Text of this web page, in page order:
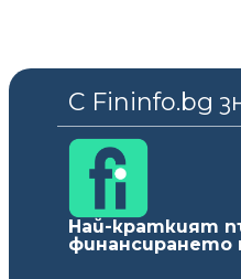
С Fininfo.bg
Най-краткият
финансирането